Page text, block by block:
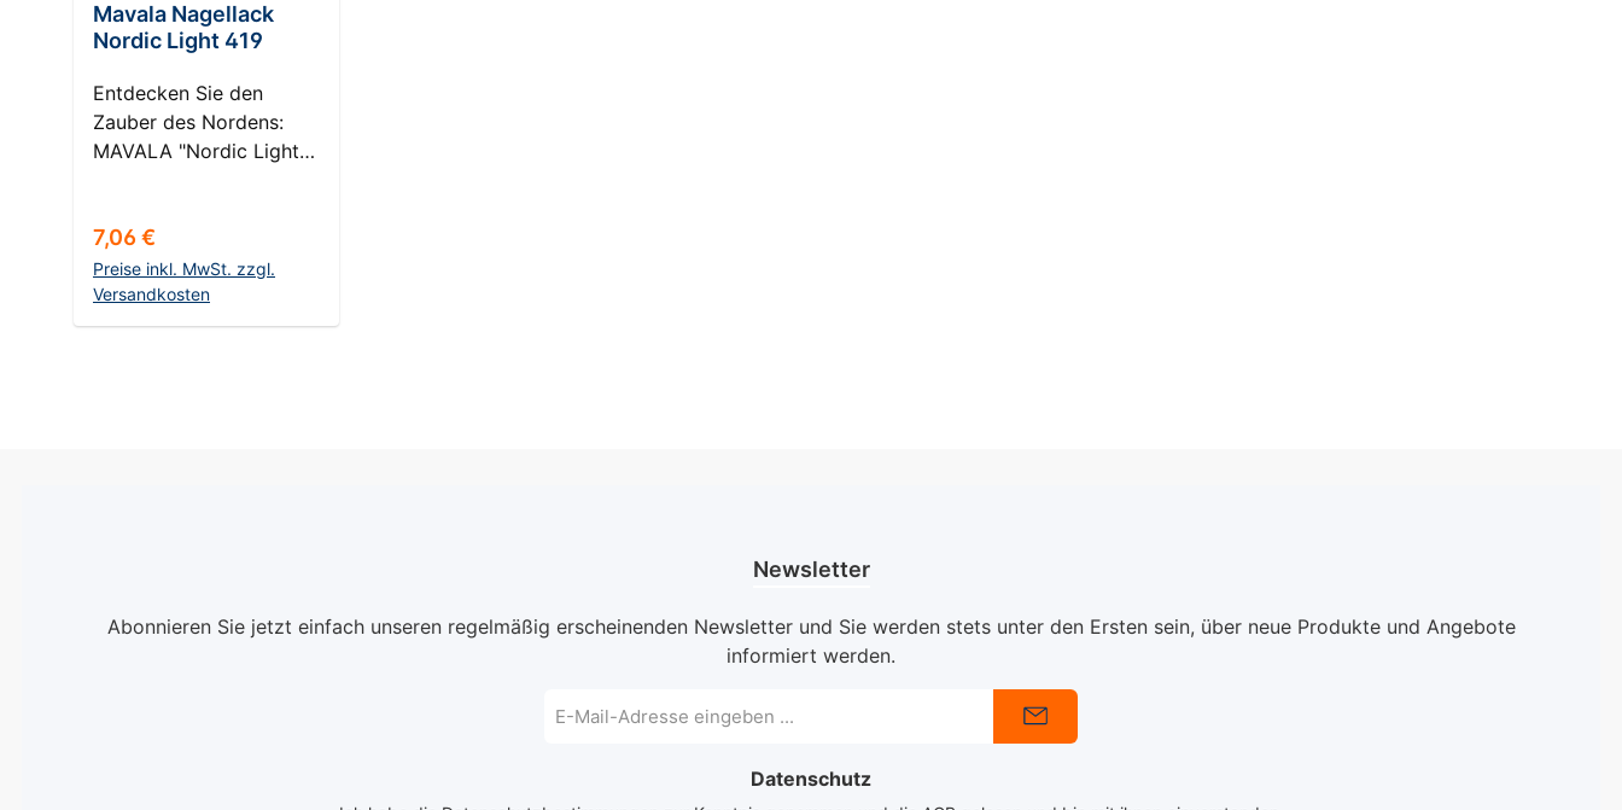
Mavala Nagellack
Nordic Light 419
Entdecken Sie den
Zauber des Nordens:
MAVALA "Nordic Light"
Nägeln Eintauchen in die
schimmernde Welt des
Nordens - der MAVALA
Nagellack Nordic Light
die Magie des
Himmelsphänomens in
Regulärer Preis:
7,06 €
Preise inkl. MwSt. zzgl.
Versandkosten
Newsletter
Abonnieren Sie jetzt einfach unseren regelmäßig erscheinenden Newsletter und Sie werden stets unter den Ersten sein, über neue Produkte und Angebote
informiert werden.
Mail-
Datenschutz